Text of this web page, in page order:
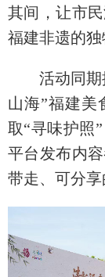
其间，让市
福建非遗的独
活动同
山海”福建美
取“寻味护照
平台发布内
带走、可分享